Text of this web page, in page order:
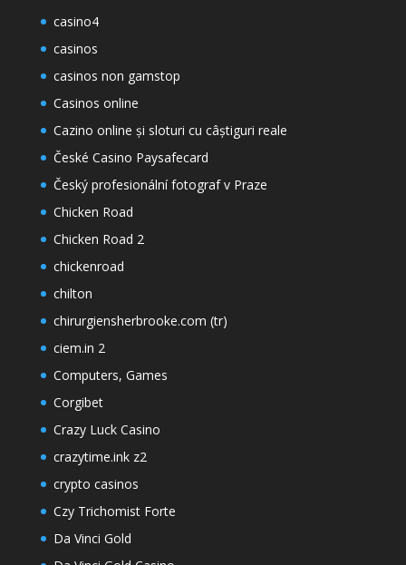
casino4
casinos
casinos non gamstop
Casinos online
Cazino online și sloturi cu câștiguri reale
České Casino Paysafecard
Český profesionální fotograf v Praze
Chicken Road
Chicken Road 2
chickenroad
chilton
chirurgiensherbrooke.com (tr)
ciem.in 2
Computers, Games
Corgibet
Crazy Luck Casino
crazytime.ink z2
crypto casinos
Czy Trichomist Forte
Da Vinci Gold